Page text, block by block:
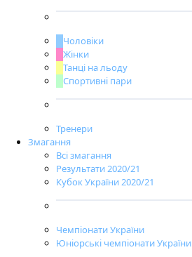
Чоловіки
Жінки
Танці на льоду
Спортивні пари
Тренери
Змагання
Всі змагання
Результати 2020/21
Кубок України 2020/21
Чемпіонати України
Юніорські чемпіонати України